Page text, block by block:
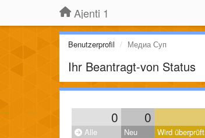
Ajenti 1
Benutzerprofil Медиа Суп
Ihr Beantragt-von Status
0 0
Alle Neu Wird überprüft